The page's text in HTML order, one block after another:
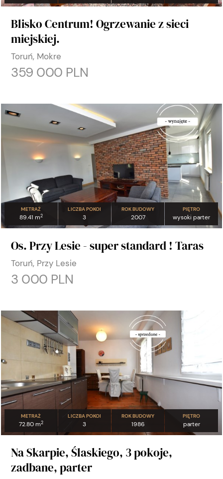
Blisko Centrum! Ogrzewanie z sieci
miejskiej.
Toruń, Mokre
359 000 PLN
METRAŻ
89.41 m2
LICZBA POKOI
3
ROK BUDOWY
2007
PIĘTRO
wysoki parter
Os. Przy Lesie - super standard ! Taras
Toruń, Przy Lesie
3 000 PLN
METRAŻ
72.80 m2
LICZBA POKOI
3
ROK BUDOWY
1986
PIĘTRO
parter
Na Skarpie, Ślaskiego, 3 pokoje,
zadbane, parter